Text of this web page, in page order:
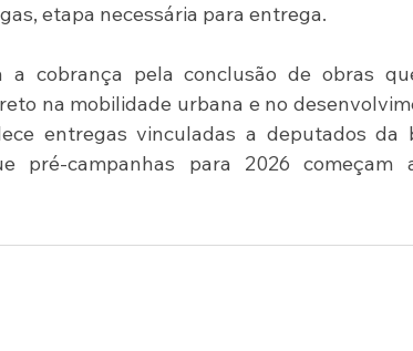
etapa necessária para entrega.
a cobrança pela conclusão de obras
na mobilidade urbana e no
entregas vinculadas a deputados da
pré-campanhas para 2026 começam